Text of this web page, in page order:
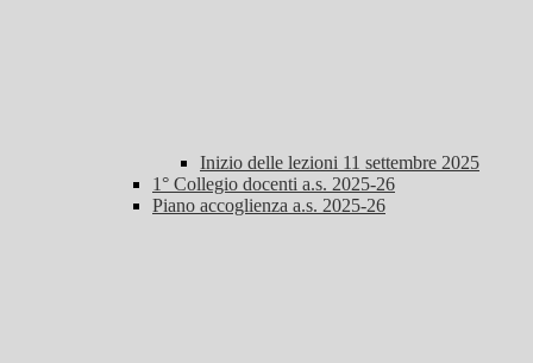
Inizio delle lezioni 11 settembre 2025
1° Collegio docenti a.s. 2025-26
Piano accoglienza a.s. 2025-26